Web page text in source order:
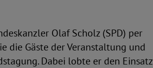
Olaf Scholz (SPD) per
die Gäste der Veranstaltung und
Dabei lobte er den Einsatz